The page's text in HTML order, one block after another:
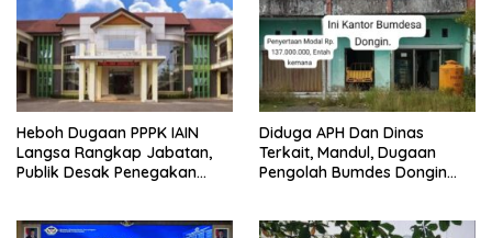
Heboh Dugaan PPPK IAIN
Langsa Rangkap Jabatan,
Publik Desak Penegakan
Diduga APH Dan Dinas
Terkait, Mandul, Dugaan
Pengolah Bumdes Dongin